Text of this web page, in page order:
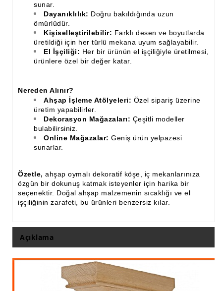
sunar.
Dayanıklılık: Doğru bakıldığında uzun
ömürlüdür.
Kişiselleştirilebilir: Farklı desen ve boyutlarda
üretildiği için her türlü mekana uyum sağlayabilir.
El İşçiliği: Her bir ürünün el işçiliğiyle üretilmesi,
ürünlere özel bir değer katar.
Nereden Alınır?
Ahşap İşleme Atölyeleri: Özel sipariş üzerine
üretim yapabilirler.
Dekorasyon Mağazaları: Çeşitli modeller
bulabilirsiniz.
Online Mağazalar: Geniş ürün yelpazesi
sunarlar.
Özetle, ahşap oymalı dekoratif köşe, iç mekanlarınıza
özgün bir dokunuş katmak isteyenler için harika bir
seçenektir. Doğal ahşap malzemenin sıcaklığı ve el
işçiliğinin zarafeti, bu ürünleri benzersiz kılar.
Açıklama